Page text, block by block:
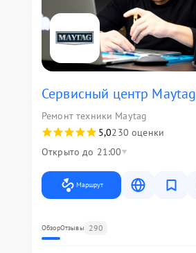
Сервисный центр Maytag
Ремонт техники Maytag
5,0230 оценки
Открыто до 21:00
Маршрут
ОбзорОтзывы 290